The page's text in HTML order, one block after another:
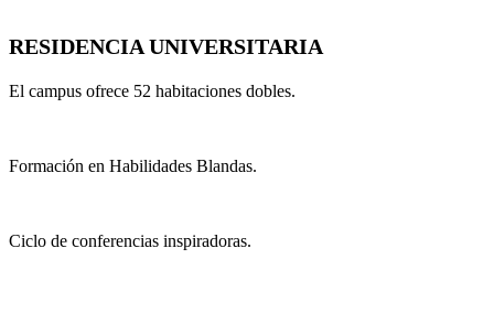
RESIDENCIA UNIVERSITARIA
El campus ofrece 52 habitaciones dobles.
Formación en Habilidades Blandas.
Ciclo de conferencias inspiradoras.